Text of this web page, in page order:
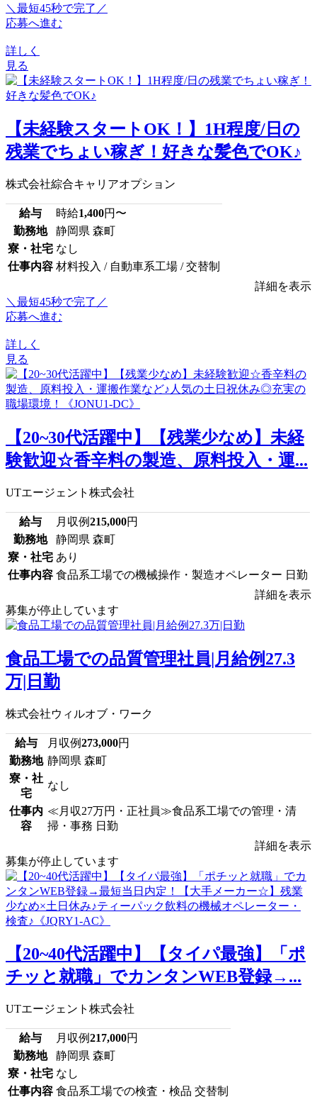
＼最短45秒で完了／
応募へ進む
詳しく
見る
【未経験スタートOK！】1H程度/日の
残業でちょい稼ぎ！好きな髪色でOK♪
株式会社綜合キャリアオプション
給与 時給1,400円〜
勤務地
静岡県 森町
寮・社宅 なし
仕事内容 材料投入 / 自動車系工場 / 交替制
詳細を表示
＼最短45秒で完了／
応募へ進む
詳しく
見る
【20~30代活躍中】【残業少なめ】未経
験歓迎☆香辛料の製造、原料投入・運...
UTエージェント株式会社
給与 月収例215,000円
勤務地
静岡県 森町
寮・社宅 あり
仕事内容 食品系工場での機械操作・製造オペレーター 日勤
詳細を表示
募集が停止しています
食品工場での品質管理社員|月給例27.3
万|日勤
株式会社ウィルオブ・ワーク
給与 月収例273,000円
勤務地 静岡県 森町
寮・社
宅
なし
仕事内
容
≪月収27万円・正社員≫食品系工場での管理・清
掃・事務 日勤
詳細を表示
募集が停止しています
【20~40代活躍中】【タイパ最強】「ポ
チッと就職」でカンタンWEB登録→...
UTエージェント株式会社
給与 月収例217,000円
勤務地
静岡県 森町
寮・社宅 なし
仕事内容 食品系工場での検査・検品 交替制